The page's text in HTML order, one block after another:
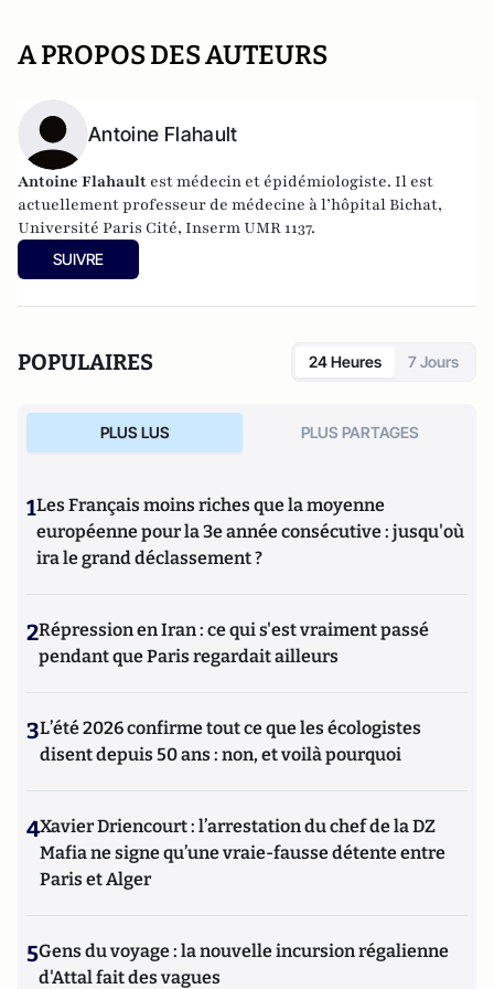
A PROPOS DES AUTEURS
Antoine Flahault
Antoine Flahault est médecin et épidémiologiste. Il est
actuellement professeur de médecine à l’hôpital Bichat,
Université Paris Cité, Inserm UMR 1137.
SUIVRE
POPULAIRES 24 Heures 7 Jours
PLUS LUS PLUS PARTAGES
1Les Français moins riches que la moyenne
européenne pour la 3e année consécutive : jusqu'où
ira le grand déclassement ?
2Répression en Iran : ce qui s'est vraiment passé
pendant que Paris regardait ailleurs
3L’été 2026 confirme tout ce que les écologistes
disent depuis 50 ans : non, et voilà pourquoi
4Xavier Driencourt : l’arrestation du chef de la DZ
Mafia ne signe qu’une vraie-fausse détente entre
Paris et Alger
5Gens du voyage : la nouvelle incursion régalienne
d'Attal fait des vagues